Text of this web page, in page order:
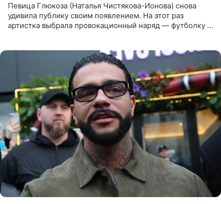
Певица Глюкоза (Наталья Чистякова-Ионова) снова
удивила публику своим появлением. На этот раз
артистка выбрала провокационный наряд — футболку с